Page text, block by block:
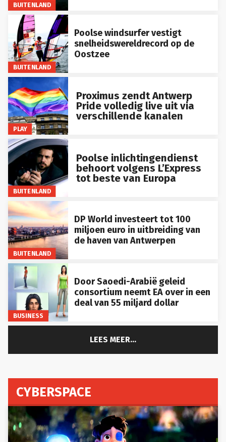
BUITENLAND
BUITENLAND
Poolse windsurfer vestigt
snelheidswereldrecord op de
Oostzee
PLAY
Proximus zendt Antwerp
Pride volledig live uit via
verschillende kanalen
BUITENLAND
Poolse inlichtingendienst
behoort volgens L’Express
tot beste van Europa
BUITENLAND
DP World investeert tot 100
miljoen euro in uitbreiding van
de haven van Antwerpen
BUSINESS
Door Saoedi-Arabië geleid
consortium neemt EA over in een
deal van 55 miljard dollar
LEES MEER...
CYBERSPACE